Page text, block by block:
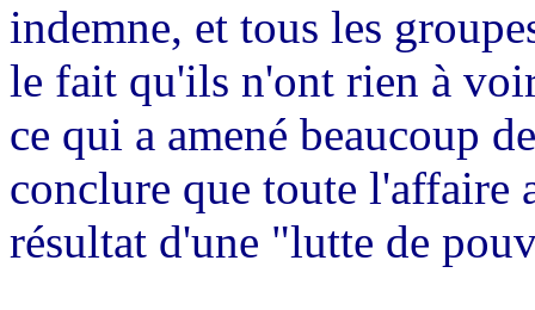
indemne, et tous les
le fait qu'ils n'ont rien à
ce qui a amené beaucoup
conclure que toute l'affaire
résultat d'une "lutte de